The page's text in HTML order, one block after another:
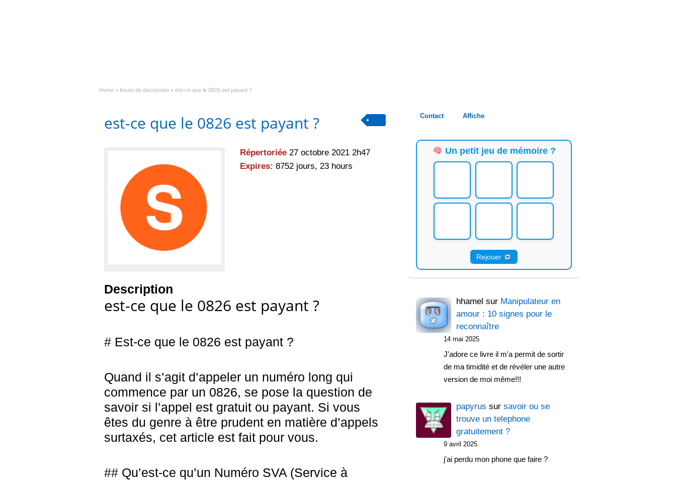
Home » forum de discussion » est-ce que le 0826 est payant ?
est-ce que le 0826 est payant ?
Répertoriée 27 octobre 2021 2h47
Expires: 8752 jours, 23 hours
Description
est-ce que le 0826 est payant ?
# Est-ce que le 0826 est payant ?
Quand il s’agit d’appeler un numéro long qui
commence par un 0826, se pose la question de
savoir si l’appel est gratuit ou payant. Si vous
êtes du genre à être prudent en matière d’appels
surtaxés, cet article est fait pour vous.
## Qu’est-ce qu’un Numéro SVA (Service à
Contact Affiche
Un petit jeu de mémoire ?
Rejouer
hhamel sur Manipulateur en
amour : 10 signes pour le
reconnaître
14 mai 2025
J'adore ce livre il m'a permit de sortir
de ma timidité et de révéler une autre
version de moi même!!!
papyrus sur savoir ou se
trouve un telephone
gratuitement ?
9 avril 2025
j'ai perdu mon phone que faire ?